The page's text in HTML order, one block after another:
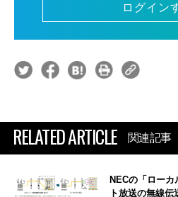
ログイン
RELATED ARTICLE 関連記事
NECの「ローカ
ト放送の無線